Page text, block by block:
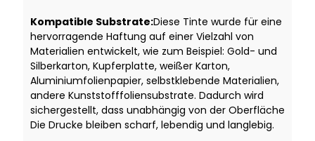
Kompatible Substrate:Diese Tinte wurde für eine
hervorragende Haftung auf einer Vielzahl von
Materialien entwickelt, wie zum Beispiel: Gold- und
Silberkarton, Kupferplatte, weißer Karton,
Aluminiumfolienpapier, selbstklebende Materialien,
andere Kunststofffoliensubstrate. Dadurch wird
sichergestellt, dass unabhängig von der Oberfläche
Die Drucke bleiben scharf, lebendig und langlebig.